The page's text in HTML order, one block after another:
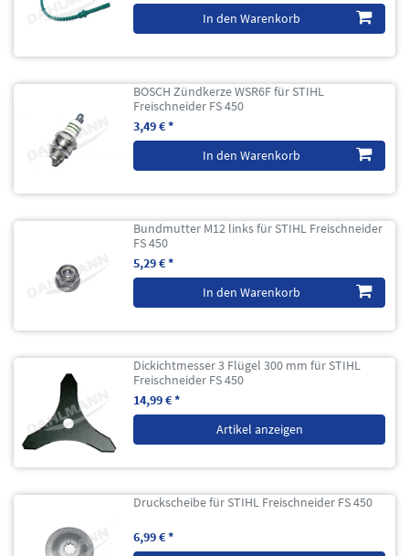
In den Warenkorb
BOSCH Zündkerze WSR6F für STIHL
Freischneider FS 450
3,49 € *
In den Warenkorb
Bundmutter M12 links für STIHL Freischneider
FS 450
5,29 € *
In den Warenkorb
Dickichtmesser 3 Flügel 300 mm für STIHL
Freischneider FS 450
14,99 € *
Artikel anzeigen
Druckscheibe für STIHL Freischneider FS 450
6,99 € *